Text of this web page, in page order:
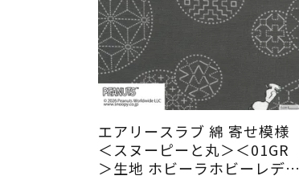
エアリースラブ 綿 寄せ模様
＜スヌーピーと丸＞＜01GR
＞生地 ホビーラホビーレデザ